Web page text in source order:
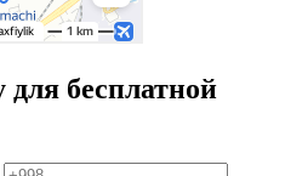
бесплатной